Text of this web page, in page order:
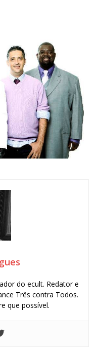
do ecult. Redator e
Três contra Todos.
que possível.